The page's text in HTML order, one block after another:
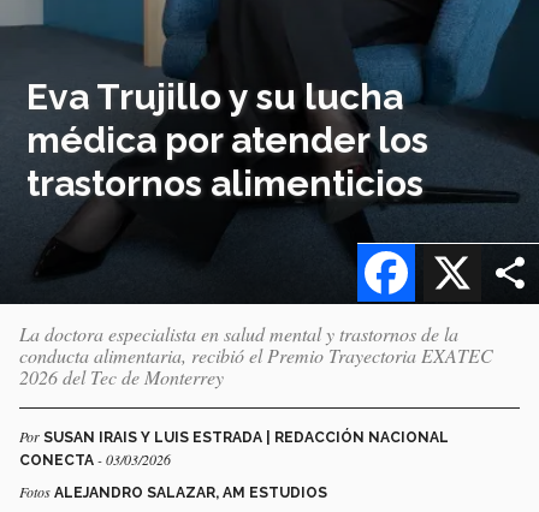
Eva Trujillo y su lucha
médica por atender los
trastornos alimenticios
X
Facebook
La doctora especialista en salud mental y trastornos de la
conducta alimentaria, recibió el Premio Trayectoria EXATEC
2026 del Tec de Monterrey
Por SUSAN IRAIS Y LUIS ESTRADA | REDACCIÓN NACIONAL
CONECTA - 03/03/2026
Fotos ALEJANDRO SALAZAR, AM ESTUDIOS